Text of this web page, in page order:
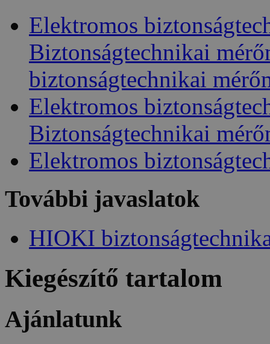
Elektromos
Biztonságtechnikai
biztonságtechnikai
Elektromos
Biztonságtechnikai
Elektromos
További javaslatok
HIOKI
Kiegészítő tartalom
Ajánlatunk